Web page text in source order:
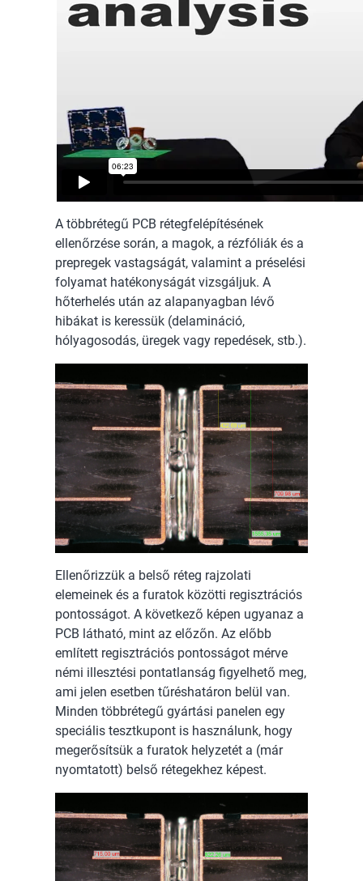
A többrétegű PCB rétegfelépítésének
ellenőrzése során, a magok, a rézfóliák és a
prepregek vastagságát, valamint a préselési
folyamat hatékonyságát vizsgáljuk. A
hőterhelés után az alapanyagban lévő
hibákat is keressük (delamináció,
hólyagosodás, üregek vagy repedések, stb.).
Ellenőrizzük a belső réteg rajzolati
elemeinek és a furatok közötti regisztrációs
pontosságot. A következő képen ugyanaz a
PCB látható, mint az előzőn. Az előbb
említett regisztrációs pontosságot mérve
némi illesztési pontatlanság figyelhető meg,
ami jelen esetben tűréshatáron belül van.
Minden többrétegű gyártási panelen egy
speciális tesztkupont is használunk, hogy
megerősítsük a furatok helyzetét a (már
nyomtatott) belső rétegekhez képest.